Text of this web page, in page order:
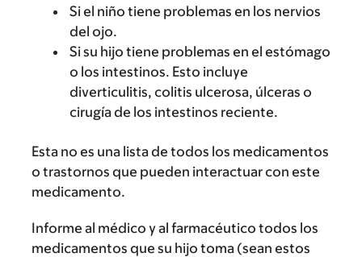
Si el niño tiene problemas en los nervios
del ojo.
Si su hijo tiene problemas en el estómago
o los intestinos. Esto incluye
diverticulitis, colitis ulcerosa, úlceras o
cirugía de los intestinos reciente.
Esta no es una lista de todos los medicamentos
o trastornos que pueden interactuar con este
medicamento.
Informe al médico y al farmacéutico todos los
medicamentos que su hijo toma (sean estos